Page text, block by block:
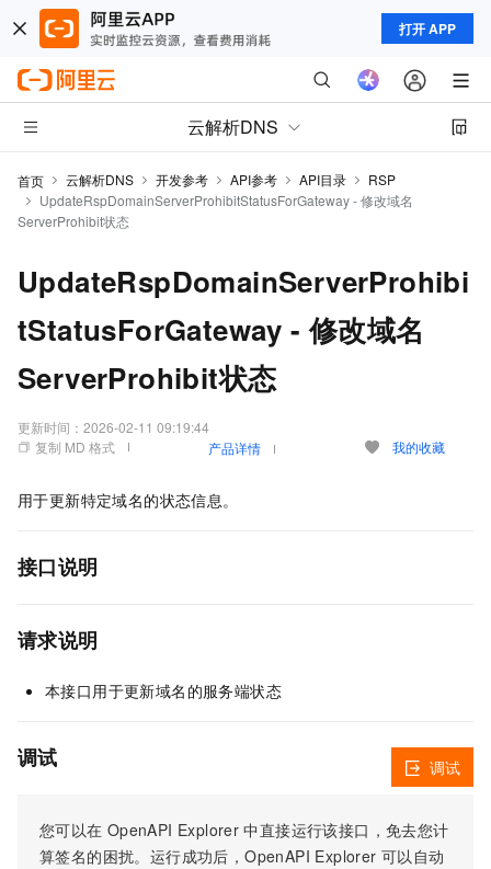
打开 APP
云解析DNS
首页 云解析DNS 开发参考 API参考 API目录
RSP
UpdateRspDomainServerProhibitStatusForGateway - 修改域名
ServerProhibit状态
UpdateRspDomainServerProhibi
tStatusForGateway - 修改域名
ServerProhibit状态
更新时间： 2026-02-11 09:19:44
复制 MD 格式
产品详情 我的收藏
用于更新特定域名的状态信息。
接口说明
请求说明
本接口用于更新域名的服务端状态
调试
您可以在 OpenAPI Explorer 中直接运行该接口，免去您计
算签名的困扰。运行成功后，OpenAPI Explorer 可以自动
调试